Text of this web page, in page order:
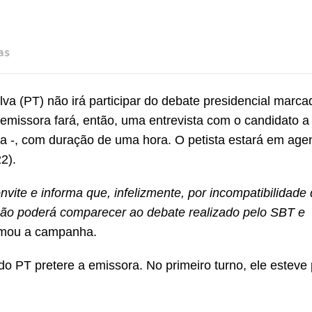
(PT) não irá participar do debate presidencial
fará, então, uma entrevista com o candidato
-, com duração de uma hora. O petista estará em
e informa que, infelizmente, por incompatibilidade
poderá comparecer ao debate realizado pelo SBT e
a campanha.
PT pretere a emissora. No primeiro turno, ele esteve